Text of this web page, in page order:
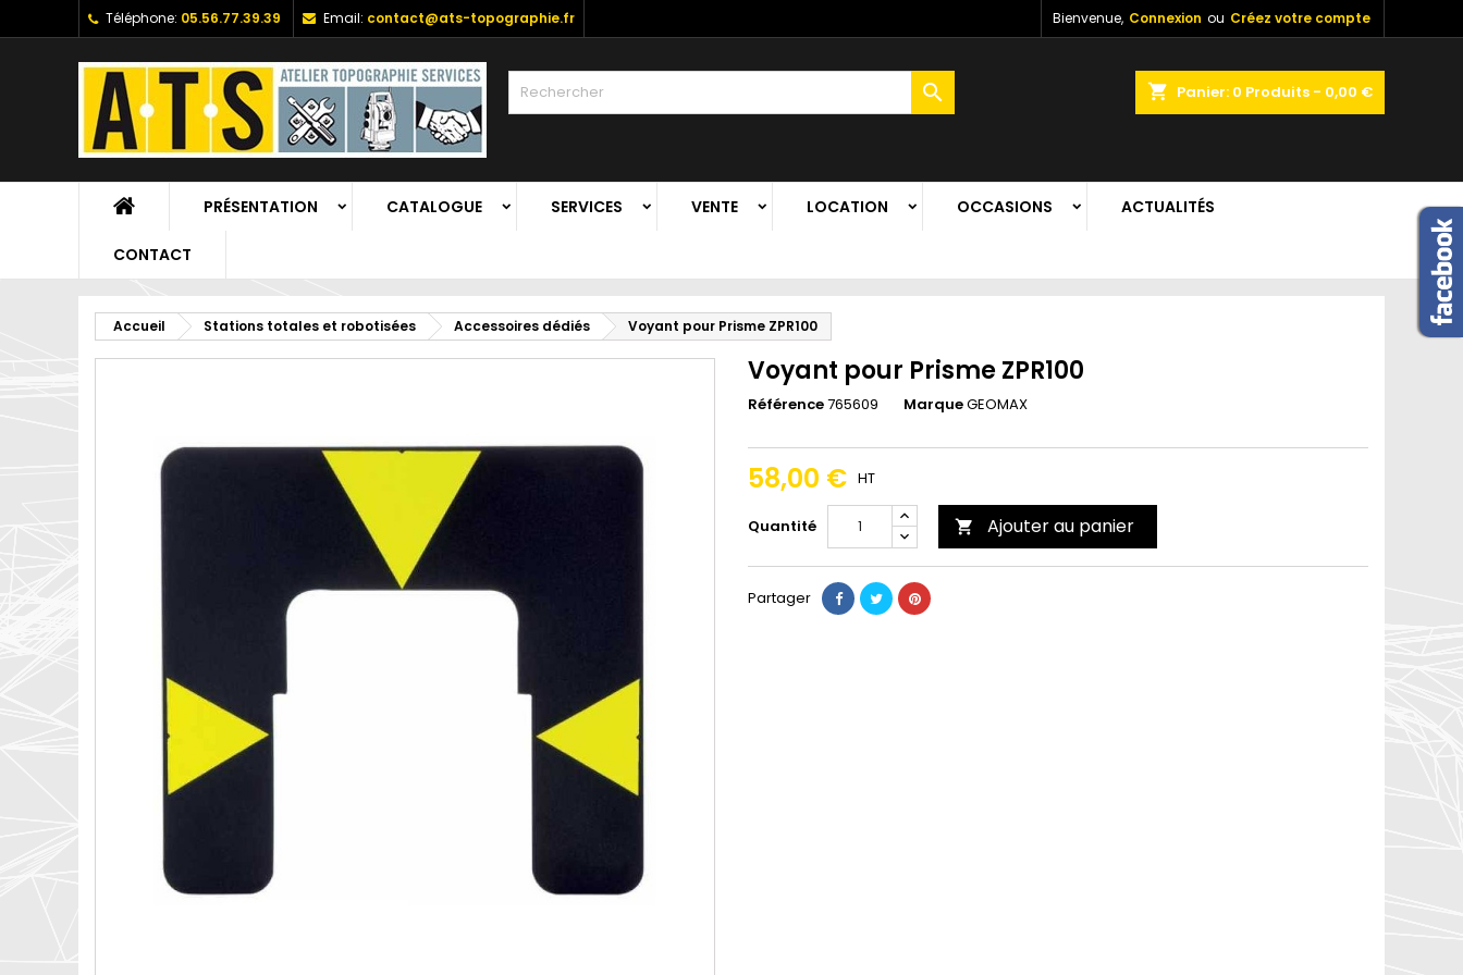
Téléphone: 05.56.77.39.39 Email: contact@ats-topographie.fr Bienvenue, Connexion ou Créez votre compte
shopping_cart Panier: 0 Produits - 0,00 €

PRÉSENTATION CATALOGUE SERVICES VENTE LOCATION OCCASIONS ACTUALITÉS
CONTACT
Accueil Stations totales et robotisées Accessoires dédiés Voyant pour Prisme ZPR100
Voyant pour Prisme ZPR100
Référence765609 MarqueGEOMAX
58,00 € HT
Quantité  Ajouter au panier
Partager